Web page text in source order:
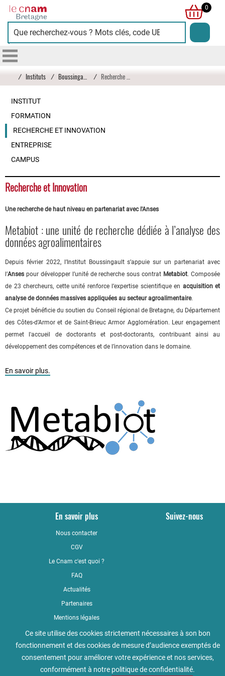
Cnam
Bretagne
0
/ Instituts / /
INSTITUT
FORMATION
RECHERCHE ET INNOVATION
ENTREPRISE
CAMPUS
Recherche et Innovation
Une recherche de haut niveau en partenariat avec l'Anses
Metabiot : une unité de recherche dédiée à l’analyse des
données agroalimentaires
Depuis février 2022, l’Institut Boussingault s’appuie sur un partenariat avec
l’Anses pour développer l’unité de recherche sous contrat Metabiot. Composée
de 23 chercheurs, cette unité renforce l’expertise scientifique en acquisition et
analyse de données massives appliquées au secteur agroalimentaire.
Ce projet bénéficie du soutien du Conseil régional de Bretagne, du Département
des Côtes-d’Armor et de Saint-Brieuc Armor Agglomération. Leur engagement
permet l'accueil de doctorants et post-doctorants, contribuant ainsi au
développement des compétences et de l’innovation dans le domaine.
En savoir plus.
En savoir plus
Nous contacter
CGV
Le Cnam c'est quoi ?
FAQ
Actualités
Partenaires
Mentions légales
Qualité
Règlement intérieur
Accessibilité : non conforme
Politique de confidentialité
Suivez-nous
Ce site utilise des cookies strictement nécessaires à son bon
fonctionnement et des cookies de mesure d’audience exemptés de
consentement pour améliorer votre expérience et nos services,
conformément à notre politique de confidentialité.